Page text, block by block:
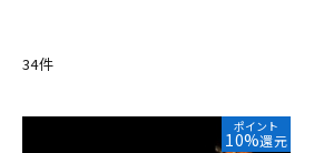
34件
ポイント
10%還元